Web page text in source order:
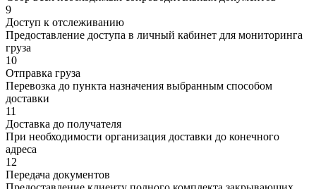
9
Доступ к отслеживанию
Предоставление доступа в личный кабинет для мониторинга
груза
10
Отправка груза
Перевозка до пункта назначения выбранным способом
доставки
11
Доставка до получателя
При необходимости организация доставки до конечного
адреса
12
Передача документов